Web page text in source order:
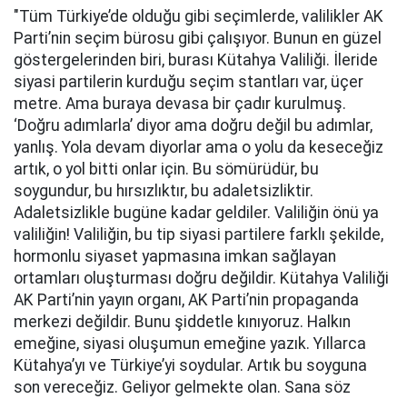
"Tüm Türkiye’de olduğu gibi seçimlerde, valilikler AK
Parti’nin seçim bürosu gibi çalışıyor. Bunun en güzel
göstergelerinden biri, burası Kütahya Valiliği. İleride
siyasi partilerin kurduğu seçim stantları var, üçer
metre. Ama buraya devasa bir çadır kurulmuş.
‘Doğru adımlarla’ diyor ama doğru değil bu adımlar,
yanlış. Yola devam diyorlar ama o yolu da keseceğiz
artık, o yol bitti onlar için. Bu sömürüdür, bu
soygundur, bu hırsızlıktır, bu adaletsizliktir.
Adaletsizlikle bugüne kadar geldiler. Valiliğin önü ya
valiliğin! Valiliğin, bu tip siyasi partilere farklı şekilde,
hormonlu siyaset yapmasına imkan sağlayan
ortamları oluşturması doğru değildir. Kütahya Valiliği
AK Parti’nin yayın organı, AK Parti’nin propaganda
merkezi değildir. Bunu şiddetle kınıyoruz. Halkın
emeğine, siyasi oluşumun emeğine yazık. Yıllarca
Kütahya’yı ve Türkiye’yi soydular. Artık bu soyguna
son vereceğiz. Geliyor gelmekte olan. Sana söz